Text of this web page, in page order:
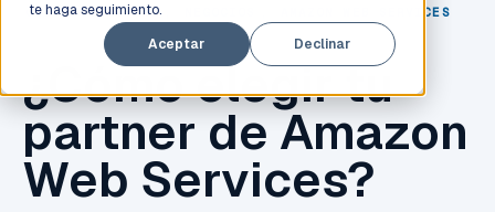
te haga seguimiento.
Aceptar
Declinar
CLOUD COMPUTING AMAZON WEB SERVICES
¿Cómo elegir tu
partner de Amazon
Web Services?